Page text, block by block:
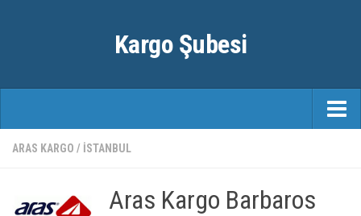
Kargo Şubesi
ANASAYFA
ŞEHIRLER
ARAS KARGO / İSTANBUL
Aras Kargo Barbaros